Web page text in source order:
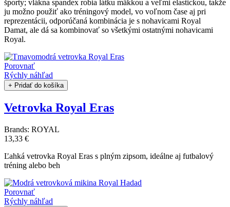
športy; vlákna spandex robia látku mäkkou a veľmi elastickou, takže
ju možno použiť ako tréningový model, vo voľnom čase aj pri
reprezentácii, odporúčaná kombinácia je s nohavicami Royal
Damat, ale dá sa kombinovať so všetkými ostatnými nohavicami
Royal.
Porovnať
Rýchly náhľad
+ Pridať do košíka
Vetrovka Royal Eras
Brands: ROYAL
13,33 €
Ľahká vetrovka Royal Eras s plným zipsom, ideálne aj futbalový
tréning alebo beh
Porovnať
Rýchly náhľad